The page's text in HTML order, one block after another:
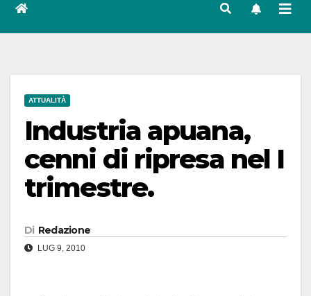
ATTUALITÀ
Industria apuana,
cenni di ripresa nel I
trimestre.
Di Redazione
LUG 9, 2010